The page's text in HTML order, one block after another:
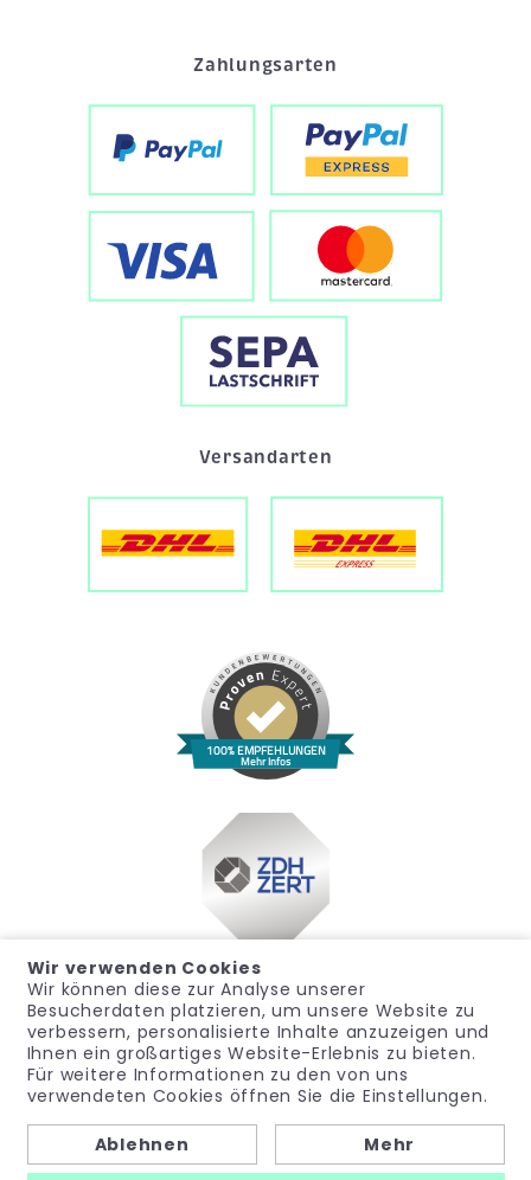
Zahlungsarten
Versandarten
100% EMPFEHLUNGEN
Mehr Infos
© noma-med – Ein Geschäftsbereich der PubliCare GmbH
Impressum Datenschutz
Widerrufsrecht
Wir verwenden Cookies
Wir können diese zur Analyse unserer
Besucherdaten platzieren, um unsere Website zu
verbessern, personalisierte Inhalte anzuzeigen und
Ihnen ein großartiges Website-Erlebnis zu bieten.
Für weitere Informationen zu den von uns
verwendeten Cookies öffnen Sie die Einstellungen.
Ablehnen Mehr